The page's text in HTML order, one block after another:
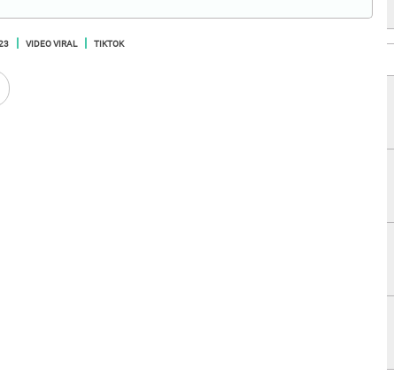
VIDEO VIRAL TIKTOK